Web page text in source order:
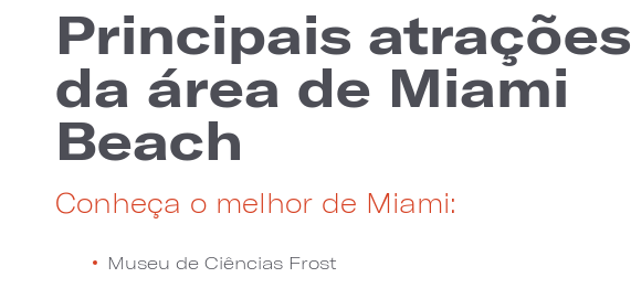
Principais atrações
da área de Miami
Beach
Conheça o melhor de Miami:
Museu de Ciências Frost